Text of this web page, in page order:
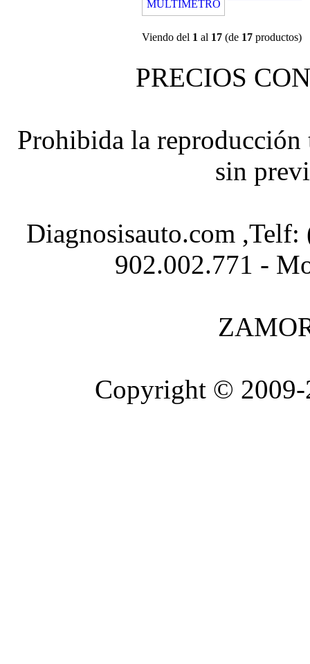
Viendo del 1 al 17 (de 17 productos)
PRECIOS
Prohibida la
sin
Diagnosisauto.com
902.002.771 -
Copyright ©